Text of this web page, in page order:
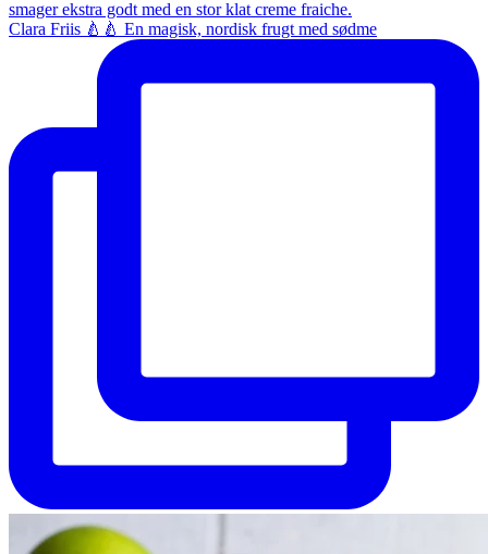
Clara Friis 🍐🍐 En magisk, nordisk frugt med sødme